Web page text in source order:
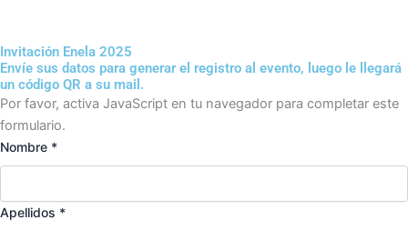
Invitación Enela 2025
Envíe sus datos para generar el registro al evento, luego le llegará
un código QR a su mail.
Por favor, activa JavaScript en tu navegador para completar este
formulario.
Nombre *
Apellidos *